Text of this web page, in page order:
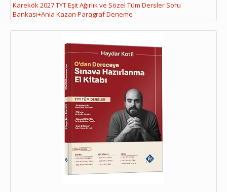
Karekök 2027 TYT Eşit Ağırlık ve Sözel Tüm Dersler Soru
Bankası+Anla Kazan Paragraf Deneme